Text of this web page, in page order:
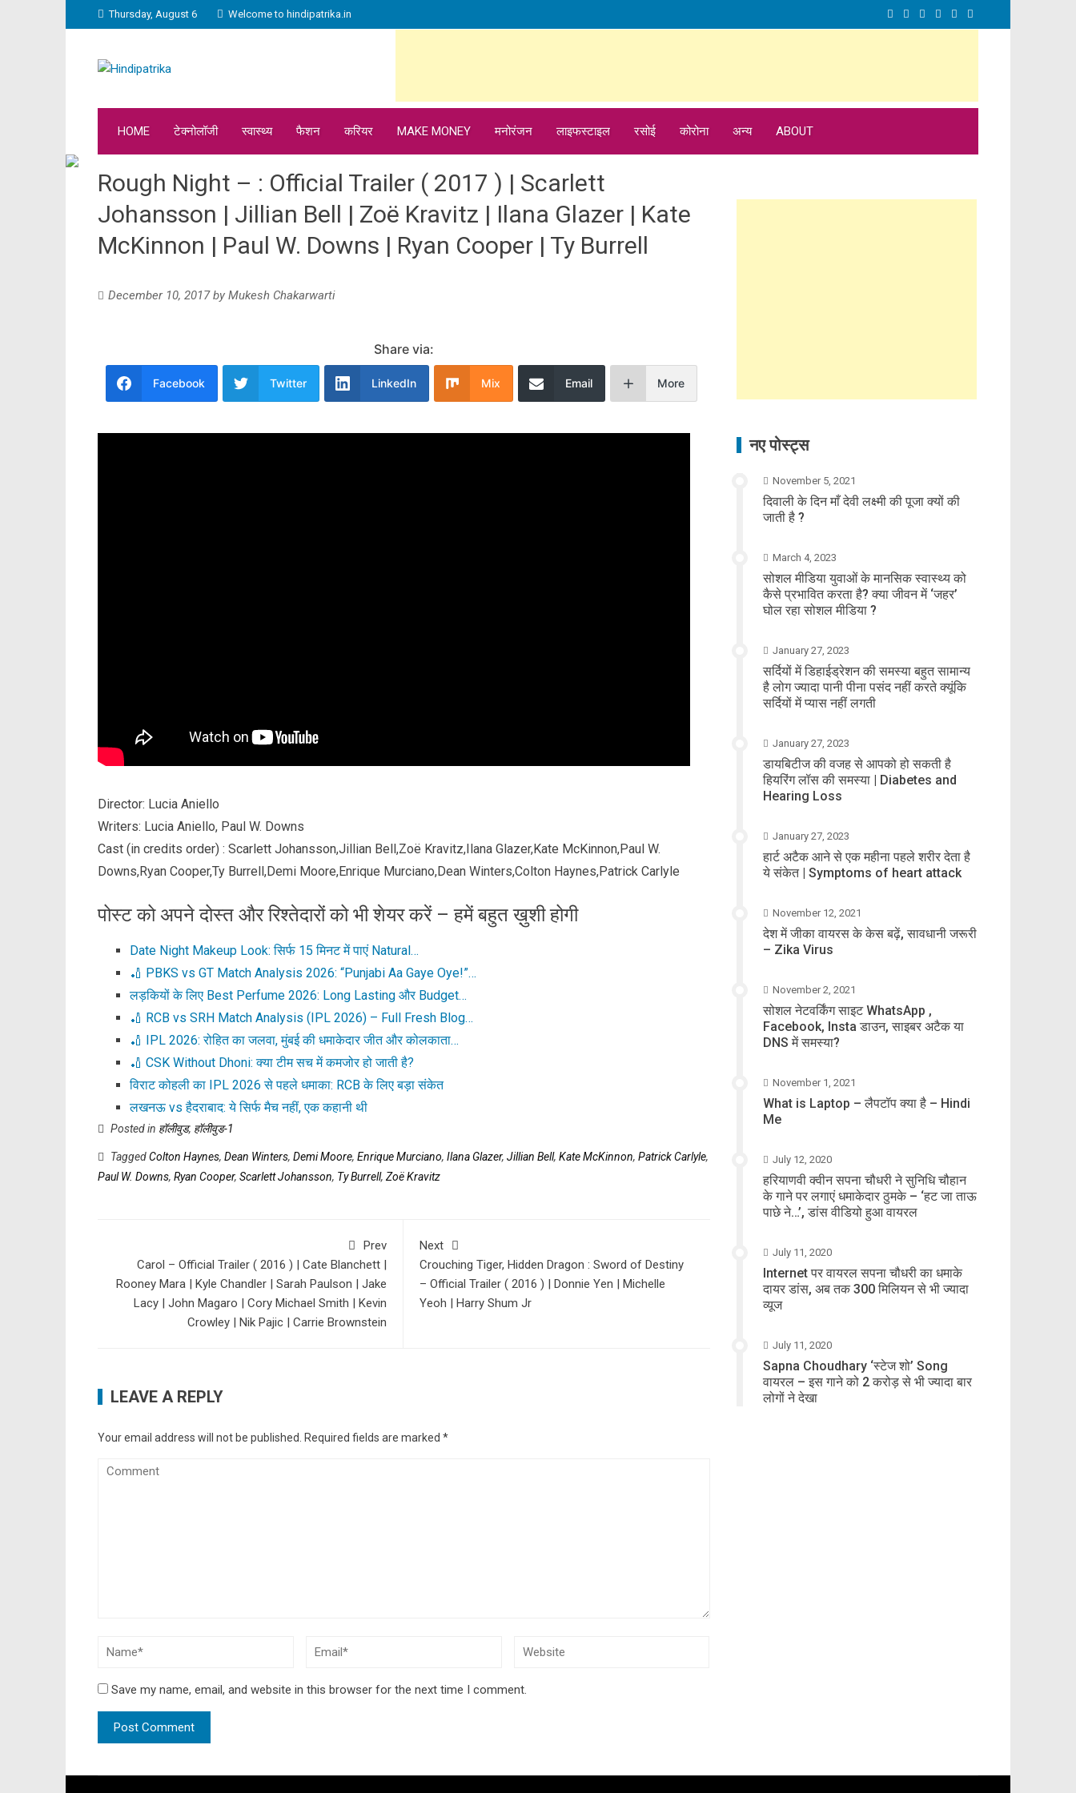
Thursday, August 6 Welcome to hindipatrika.in
HOME टेक्नोलॉजी स्वास्थ्य फैशन करियर MAKE MONEY मनोरंजन लाइफस्टाइल रसोई कोरोना अन्य ABOUT
Rough Night – : Official Trailer ( 2017 ) | Scarlett
Johansson | Jillian Bell | Zoë Kravitz | Ilana Glazer | Kate
McKinnon | Paul W. Downs | Ryan Cooper | Ty Burrell
December 10, 2017by Mukesh Chakarwarti
Share via:
Facebook Twitter LinkedIn Mix Email More
Director: Lucia Aniello
Writers: Lucia Aniello, Paul W. Downs
Cast (in credits order) : Scarlett Johansson,Jillian Bell,Zoë Kravitz,Ilana Glazer,Kate McKinnon,Paul W.
Downs,Ryan Cooper,Ty Burrell,Demi Moore,Enrique Murciano,Dean Winters,Colton Haynes,Patrick Carlyle
पोस्ट को अपने दोस्त और रिश्तेदारों को भी शेयर करें – हमें बहुत ख़ुशी होगी
Date Night Makeup Look: सिर्फ 15 मिनट में पाएं Natural…
🏏 PBKS vs GT Match Analysis 2026: “Punjabi Aa Gaye Oye!”…
लड़कियों के लिए Best Perfume 2026: Long Lasting और Budget…
🏏 RCB vs SRH Match Analysis (IPL 2026) – Full Fresh Blog…
🏏 IPL 2026: रोहित का जलवा, मुंबई की धमाकेदार जीत और कोलकाता…
🏏 CSK Without Dhoni: क्या टीम सच में कमजोर हो जाती है?
विराट कोहली का IPL 2026 से पहले धमाका: RCB के लिए बड़ा संकेत
लखनऊ vs हैदराबाद: ये सिर्फ मैच नहीं, एक कहानी थी
Posted in हॉलीवुड, हॉलीवुड-1
TaggedColton Haynes, Dean Winters, Demi Moore, Enrique Murciano, Ilana Glazer, Jillian Bell, Kate McKinnon, Patrick Carlyle,
Paul W. Downs, Ryan Cooper, Scarlett Johansson, Ty Burrell, Zoë Kravitz
Prev
Carol – Official Trailer ( 2016 ) | Cate Blanchett |
Rooney Mara | Kyle Chandler | Sarah Paulson | Jake
Lacy | John Magaro | Cory Michael Smith | Kevin
Crowley | Nik Pajic | Carrie Brownstein
Next
Crouching Tiger, Hidden Dragon : Sword of Destiny
– Official Trailer ( 2016 ) | Donnie Yen | Michelle
Yeoh | Harry Shum Jr
LEAVE A REPLY
Your email address will not be published. Required fields are marked *
Save my name, email, and website in this browser for the next time I comment.
नए पोस्ट्स
November 5, 2021
दिवाली के दिन माँ देवी लक्ष्मी की पूजा क्यों की
जाती है ?
March 4, 2023
सोशल मीडिया युवाओं के मानसिक स्वास्थ्य को
कैसे प्रभावित करता है? क्या जीवन में ‘जहर’
घोल रहा सोशल मीडिया ?
January 27, 2023
सर्दियों में डिहाईड्रेशन की समस्या बहुत सामान्य
है लोग ज्यादा पानी पीना पसंद नहीं करते क्यूंकि
सर्दियों में प्यास नहीं लगती
January 27, 2023
डायबिटीज की वजह से आपको हो सकती है
हियरिंग लॉस की समस्या | Diabetes and
Hearing Loss
January 27, 2023
हार्ट अटैक आने से एक महीना पहले शरीर देता है
ये संकेत | Symptoms of heart attack
November 12, 2021
देश में जीका वायरस के केस बढ़ें, सावधानी जरूरी
– Zika Virus
November 2, 2021
सोशल नेटवर्किंग साइट WhatsApp ,
Facebook, Insta डाउन, साइबर अटैक या
DNS में समस्या?
November 1, 2021
What is Laptop – लैपटॉप क्या है – Hindi
Me
July 12, 2020
हरियाणवी क्वीन सपना चौधरी ने सुनिधि चौहान
के गाने पर लगाएं धमाकेदार ठुमके – ‘हट जा ताऊ
पाछे ने…’, डांस वीडियो हुआ वायरल
July 11, 2020
Internet पर वायरल सपना चौधरी का धमाके
दायर डांस, अब तक 300 मिलियन से भी ज्यादा
व्यूज
July 11, 2020
Sapna Choudhary ‘स्टेज शो’ Song
वायरल – इस गाने को 2 करोड़ से भी ज्यादा बार
लोगों ने देखा